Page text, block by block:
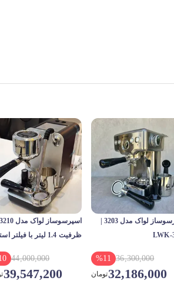
اسپرسوساز لواک مدل 3203 |
LWK-
36,300,000
%11
32,186,000تومان
اسپرسوساز لواک مدل 3210
ظرفیت 1.4 لیتر با فیلتر
44,000,000
39,547,200